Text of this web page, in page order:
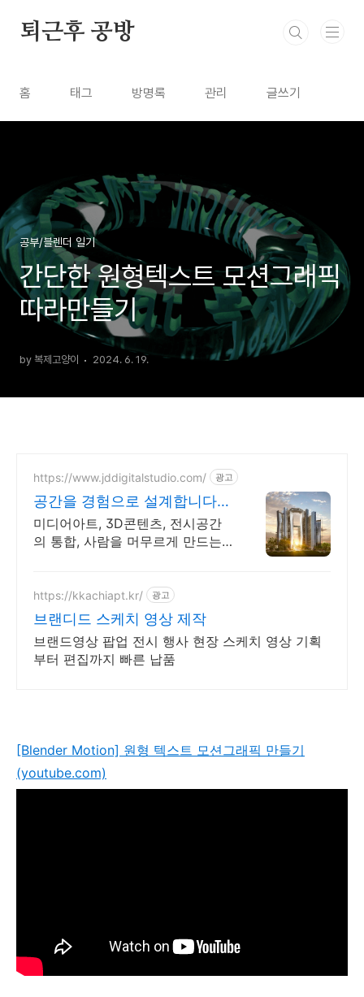
퇴근후 공방
홈 태그 방명록 관리 글쓰기
공부/블렌더 일기
간단한 원형텍스트 모션그래픽
따라만들기
by 복제고양이 2024. 6. 19.
https://www.jddigitalstudio.com/ 광고
공간을 경험으로 설계합니다
상상하는 모든 것을 구현!
미디어아트, 3D콘텐츠, 전시공간
의 통합, 사람을 머무르게 만드는
https://kkachiapt.kr/ 광고
브랜디드 스케치 영상 제작
브랜드영상 팝업 전시 행사 현장 스케치 영상 기획
부터 편집까지 빠른 납품
[Blender Motion] 원형 텍스트 모션그래픽 만들기
(youtube.com)